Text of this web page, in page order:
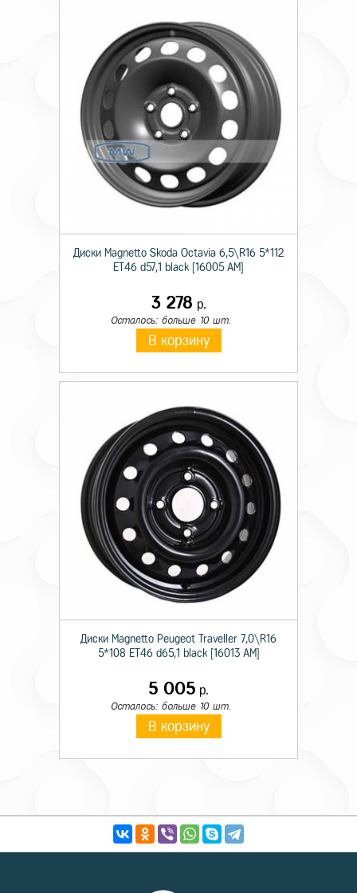
Диски Magnetto Skoda Octavia 6,5\R16 5*112
ET46 d57,1 black [16005 AM]
3 278 р.
Осталось: больше 10 шт.
В корзину
Диски Magnetto Peugeot Traveller 7,0\R16
5*108 ET46 d65,1 black [16013 AM]
5 005 р.
Осталось: больше 10 шт.
В корзину